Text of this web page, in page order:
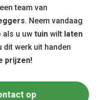
team van
. Neem vandaag
u uw tuinwilt laten
dit werk uit handen
prijzen!
op